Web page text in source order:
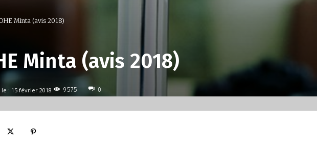
Minta (avis 2018)
Minta (avis 2018)
le : 15 février 2018 9575 0